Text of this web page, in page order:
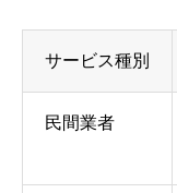
サービス種別
民間業者